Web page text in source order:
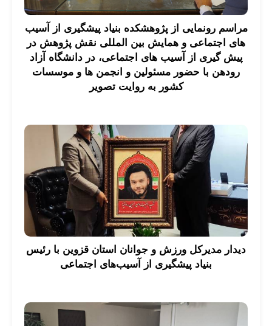
مراسم رونمایی از پژوهشکده بنیاد پیشگیری از آسیب
های اجتماعی و همایش بین المللی نقش پژوهش در
پیش گیری از آسیب های اجتماعی، در دانشگاه آزاد
رودهن با حضور مسئولین و انجمن ها و موسسات
کشور به روایت تصویر
دیدار مدیرکل ورزش و جوانان استان قزوین با رئیس
بنیاد پیشگیری از آسیب‌های اجتماعی